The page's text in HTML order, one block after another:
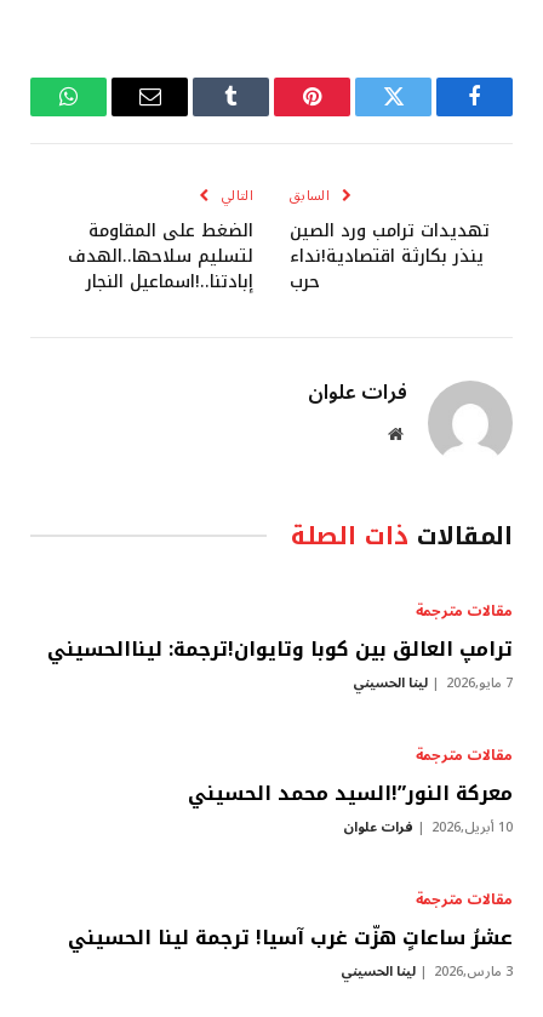
فيسبوك تويتر بينتيريستTumblr
البريد
واتساب
السابق
تهديدات ترامب ورد الصين
ينذر بكارثة اقتصادية!نداء
حرب
التالي
الضغط على المقاومة
لتسليم سلاحها..الهدف
إبادتنا..!اسماعيل النجار
فرات علوان
موقع
المقالات ذات الصلة
مقالات مترجمة
ترامپ العالق بين كوبا وتايوان!ترجمة: ليناالحسيني
7 مايو,2026 لينا الحسيني
مقالات مترجمة
معركة النور”!السيد محمد الحسيني
10 أبريل,2026 فرات علوان
مقالات مترجمة
عشرُ ساعاتٍ هزّت غرب آسيا! ترجمة لينا الحسيني
3 مارس,2026 لينا الحسيني